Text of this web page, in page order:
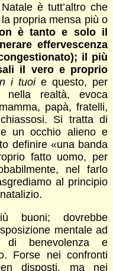
è tutt’altro che
propria mensa più o
è tanto e solo il
effervescenza
il più
il vero e proprio
i tuoie questo, per
nella realtà, evoca
papà, fratelli,
Si tratta di
un occhio alieno e
definire «una banda
fatto uomo, per
nel farlo
al principio
buoni; dovrebbe
mentale ad
di benevolenza e
Forse nei confronti
disposti, ma nei